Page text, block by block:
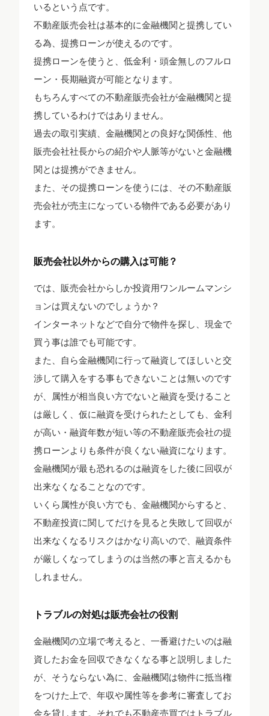
いるという点です。
不動産販売会社は基本的に金融機関と提携してい
る為、提携ローンが使えるのです。
提携ローンを使うと、低金利・頭金無しのフルロ
ーン・長期融資が可能となります。
もちろんすべての不動産販売会社が金融機関と提
携しているわけではありません。
過去の取引実績、金融機関との良好な関係性、他
販売会社社長からの紹介や人脈等がないと金融機
関とは提携ができません。
また、その提携ローンを使うには、その不動産販
売会社が売主になっている物件である必要があり
ます。
販売会社以外からの購入は可能？
では、販売会社からしか投資用ワンルームマンシ
ョンは買えないのでしょうか？
インターネットなどで自分で物件を探し、現金で
買う事は誰でも可能です。
また、自ら金融機関に行って融資してほしいと交
渉して購入をする事もできないことは無いのです
が、属性が相当良い方でないと融資を受けること
は厳しく、仮に融資を受けられたとしても、金利
が高い・融資年数が短い等の不動産販売会社の提
携ローンよりも条件が良くない融資になります。
金融機関が最も恐れるのは融資をした後に回収が
出来なくなることなのです。
いくら属性が良い方でも、金融機関からすると、
不動産投資に関してだけを見ると失敗して回収が
出来なくなるリスクはかなり高いので、融資条件
が厳しくなってしまうのは当然の事と言えるかも
しれません。
トラブルの対処は販売会社の役割
金融機関の立場で考えると、一番避けたいのは融
資したお金を回収できなくなる事と説明しました
が、そうならない為に、金融機関は物件に抵当権
をつけた上で、年収や属性等を参考に審査してお
金を貸します。それでも不動産売買ではトラブル